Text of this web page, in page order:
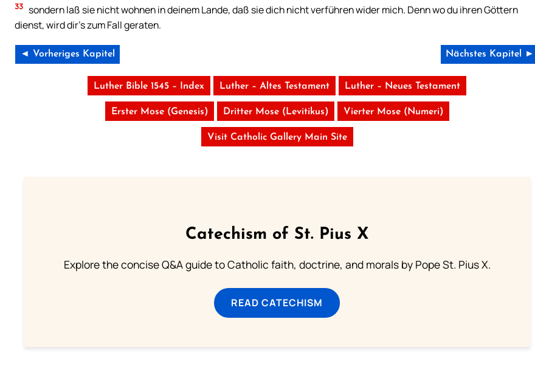
33 sondern laß sie nicht wohnen in deinem Lande, daß sie dich nicht verführen wider mich. Denn wo du ihren Göttern
dienst, wird dir’s zum Fall geraten.
◄ Vorheriges Kapitel Nächstes Kapitel ►
Luther Bible 1545 – Index Luther – Altes Testament Luther – Neues Testament
Erster Mose (Genesis) Dritter Mose (Levitikus) Vierter Mose (Numeri)
Visit Catholic Gallery Main Site
Catechism of St. Pius X
Explore the concise Q&A guide to Catholic faith, doctrine, and morals by Pope St. Pius X.
READ CATECHISM